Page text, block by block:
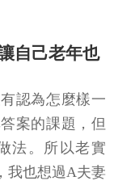
自己老年也
認為怎麼樣一
案的課題，但
法。所以老實
我也想過A夫妻